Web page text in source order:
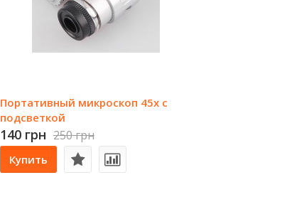
Портативный микроскоп 45х с
подсветкой
140 грн 250 грн
Купить